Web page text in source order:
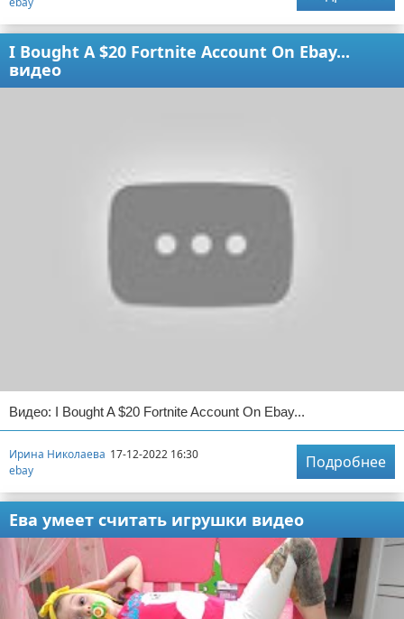
I Bought A $20 Fortnite Account On Ebay...
видео
Видео: I Bought A $20 Fortnite Account On Ebay...
Ирина Николаева 17-12-2022 16:30
ebay
Подробнее
Ева умеет считать игрушки видео